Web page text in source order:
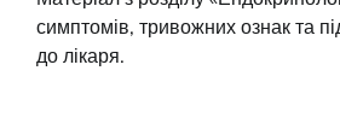
симптомів, тривожних ознак та
до лікаря.